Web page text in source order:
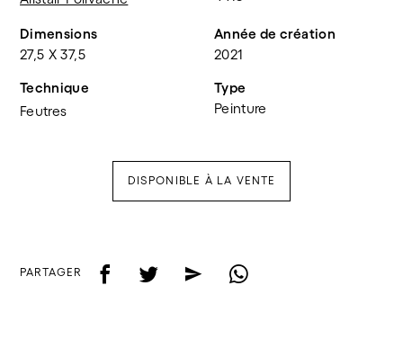
Dimensions
27,5 X 37,5
Année de création
2021
Technique
Feutres
Type
Peinture
DISPONIBLE À LA VENTE
PARTAGER f t e w